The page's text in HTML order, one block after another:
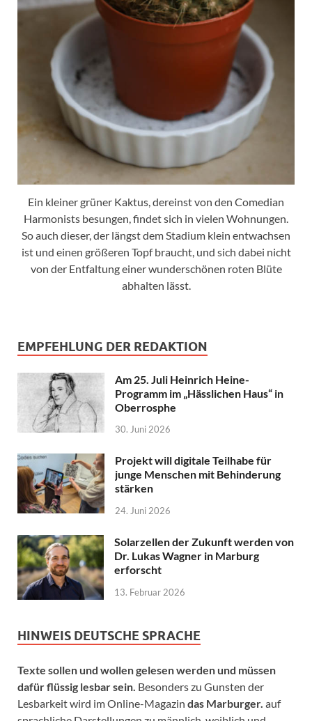
Ein kleiner grüner Kaktus, dereinst von den Comedian
Harmonists besungen, findet sich in vielen Wohnungen.
So auch dieser, der längst dem Stadium klein entwachsen
ist und einen größeren Topf braucht, und sich dabei nicht
von der Entfaltung einer wunderschönen roten Blüte
abhalten lässt.
EMPFEHLUNG DER REDAKTION
Am 25. Juli Heinrich Heine-
Programm im „Hässlichen Haus“ in
Oberrosphe
30. Juni 2026
Projekt will digitale Teilhabe für
junge Menschen mit Behinderung
stärken
24. Juni 2026
Solarzellen der Zukunft werden von
Dr. Lukas Wagner in Marburg
erforscht
13. Februar 2026
HINWEIS DEUTSCHE SPRACHE
Texte sollen und wollen gelesen werden und müssen
dafür flüssig lesbar sein. Besonders zu Gunsten der
Lesbarkeit wird im Online-Magazin das Marburger. auf